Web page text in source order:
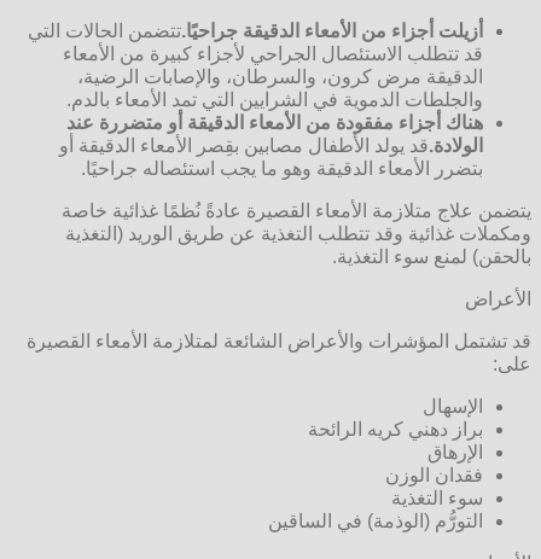
أزيلت أجزاء من الأمعاء الدقيقة جراحيًا.تتضمن الحالات التي
قد تتطلب الاستئصال الجراحي لأجزاء كبيرة من الأمعاء
الدقيقة مرض كرون، والسرطان، والإصابات الرضية،
والجلطات الدموية في الشرايين التي تمد الأمعاء بالدم.
هناك أجزاء مفقودة من الأمعاء الدقيقة أو متضررة عند
الولادة.قد يولد الأطفال مصابين بقِصر الأمعاء الدقيقة أو
بتضرر الأمعاء الدقيقة وهو ما يجب استئصاله جراحيًا.
يتضمن علاج متلازمة الأمعاء القصيرة عادةً نُظمًا غذائية خاصة
ومكملات غذائية وقد تتطلب التغذية عن طريق الوريد (التغذية
بالحقن) لمنع سوء التغذية.
الأعراض
قد تشتمل المؤشرات والأعراض الشائعة لمتلازمة الأمعاء القصيرة
على:
الإسهال
براز دهني كريه الرائحة
الإرهاق
فقدان الوزن
سوء التغذية
التورُّم (الوذمة) في الساقين